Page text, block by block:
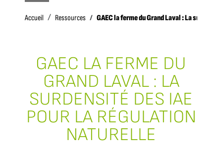
Accueil AccueilRessources GAEC la ferme du Grand Laval : La
GAEC LA FERME DU
GRAND LAVAL : LA
SURDENSITÉ DES IAE
POUR LA RÉGULATION
NATURELLE